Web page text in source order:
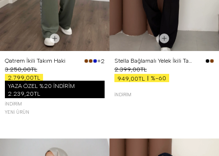
Qatrem İkili Takım Haki
+2
3.250,00TL
2.799,00TL
YAZA ÖZEL %20 İNDİRİM
2.239,20TL
İNDIRIM
YENI ÜRÜN
Stella Bağlamalı Yelek İkili Takım Siyah
2.399,00TL
949,00TL
%-60
İNDIRIM